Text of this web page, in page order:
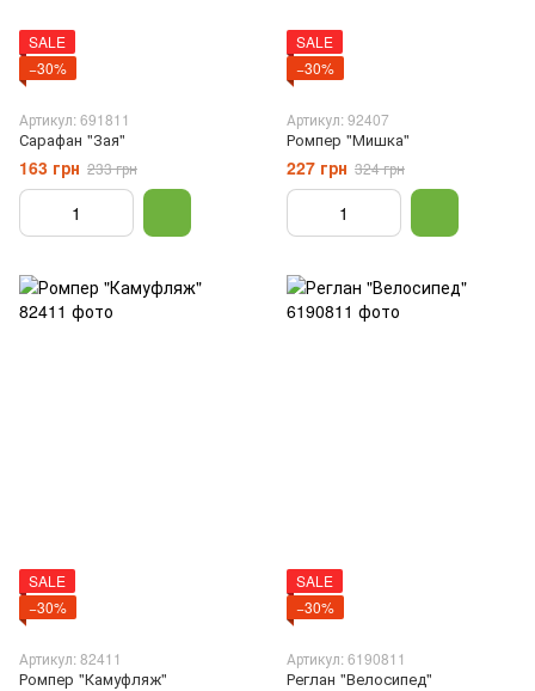
SALE
−30%
Артикул: 691811
Сарафан "Зая"
163 грн 233 грн
SALE
−30%
Артикул: 92407
Ромпер "Мишка"
227 грн 324 грн
SALE
−30%
Артикул: 82411
Ромпер "Камуфляж"
SALE
−30%
Артикул: 6190811
Реглан "Велосипед"